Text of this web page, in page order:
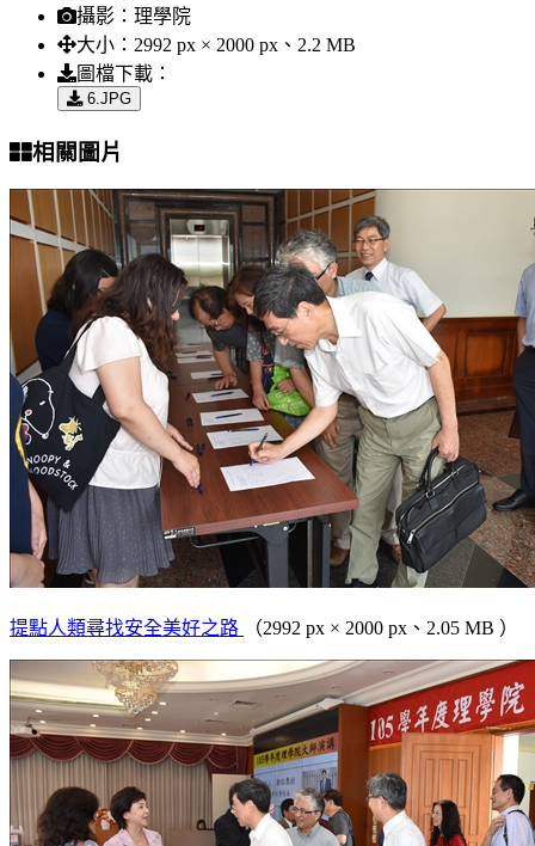
攝影： 理學院
大小： 2992 px × 2000 px、2.2 MB
圖檔下載：
6.JPG
相關圖片
提點人類尋找安全美好之路 （2992 px × 2000 px、2.05 MB ）